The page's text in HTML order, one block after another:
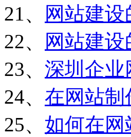
21、
网站建
22、
网站建
23、 深圳企业
24、 在网站制
25、 如何在